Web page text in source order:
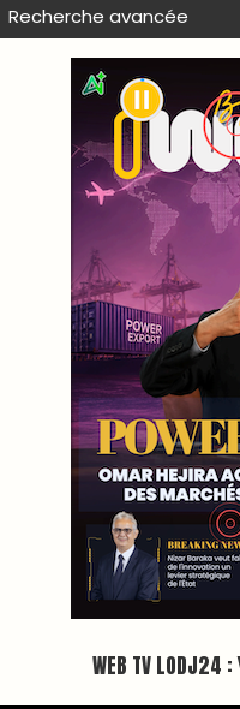
Recherche avancée
WEB TV
Plus